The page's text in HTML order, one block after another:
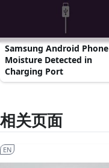
Samsung Android Phone
Moisture Detected in
Charging Port
相关页面
EN